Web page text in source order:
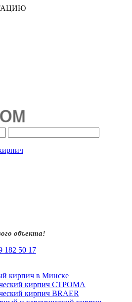
объекта!
182 50 17
кирпич в Минске
кирпич СТРОМА
кирпич BRAER